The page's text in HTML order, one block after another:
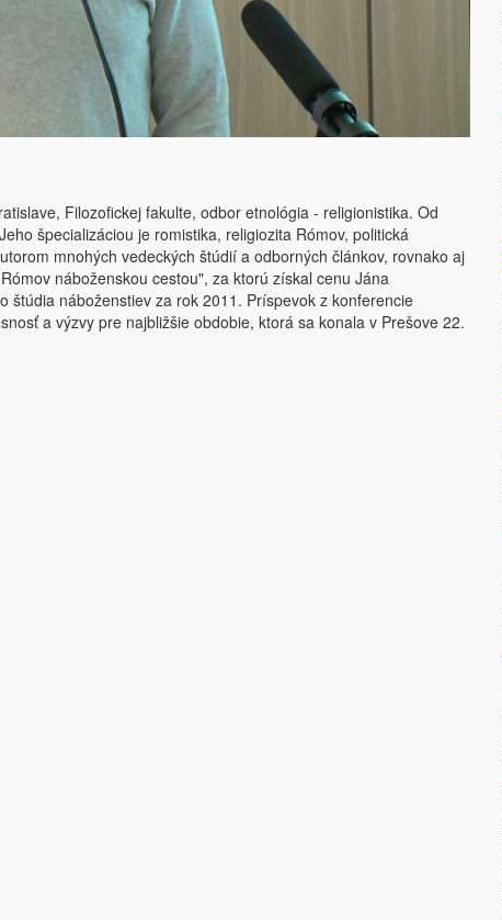
Filozofickej fakulte, odbor etnológia - religionistika. Od
špecializáciou je romistika, religiozita Rómov, politická
mnohých vedeckých štúdií a odborných článkov, rovnako aj
náboženskou cestou", za ktorú získal cenu Jána
štúdia náboženstiev za rok 2011. Príspevok z konferencie
a výzvy pre najbližšie obdobie, ktorá sa konala v Prešove 22.